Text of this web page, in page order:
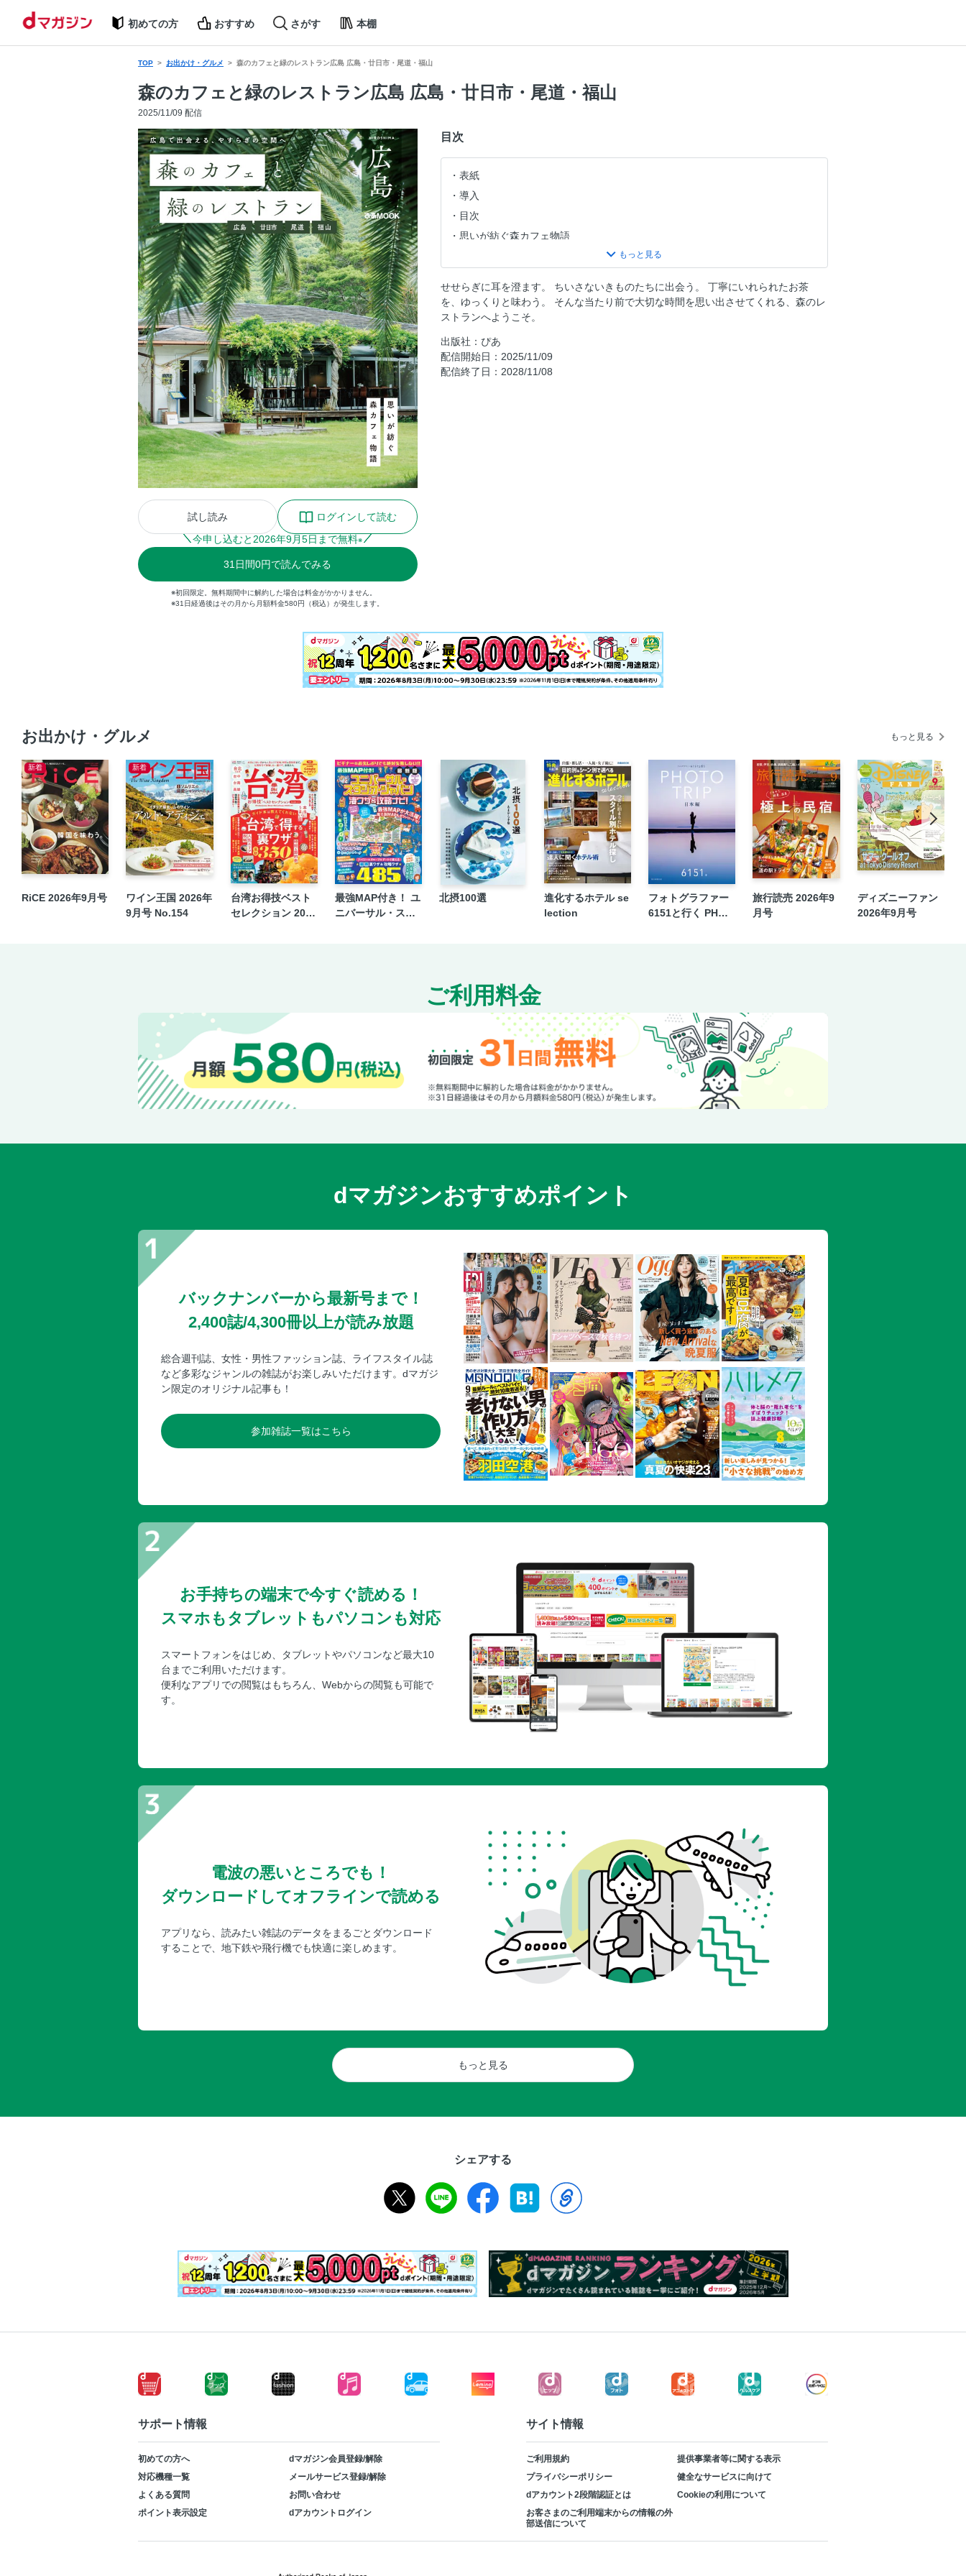
初めての方 おすすめ さがす 本棚
TOP お出かけ・グルメ 森のカフェと緑のレストラン広島 広島・廿日市・尾道・福山
森のカフェと緑のレストラン広島 広島・廿日市・尾道・福山
2025/11/09 配信
試し読み
ログインして読む
今申し込むと 2026年9月5日まで無料※
31 日間0円で読んでみる
※初回限定。無料期間中に解約した場合は料金がかかりません。
※31日経過後はその月から月額料金580円（税込）が発生します。
目次
表紙
導入
目次
思いが紡ぐ森カフェ物語
日常から離れた穏やかな時間を
高台から絶景を見晴らす
瀬戸内しまなみ海道の島カフェへ
歴史ある建築美を堪能
癒やされる都会のオアシスへ
せせらぎに耳を澄ます。 ちいさないきものたちに出会う。 丁寧にいれられたお茶
を、ゆっくりと味わう。 そんな当たり前で大切な時間を思い出させてくれる、森のレ
ストランへようこそ。
出版社：ぴあ
配信開始日：2025/11/09
配信終了日：2028/11/08
お出かけ・グルメ もっと見る
新着
RiCE 2026年9月号
新着
ワイン王国 2026年
9月号 No.154
台湾お得技ベスト
セレクション 2026
最強MAP付き！ ユ
ニバーサル・スタ
北摂100選
進化するホテル se
lection
フォトグラファー
6151と行く PHOT
旅行読売 2026年9
月号
ディズニーファン
2026年9月号
ご利用料金
dマガジンおすすめポイント
バックナンバーから最新号まで！
2,400誌/4,300冊以上が読み放題
総合週刊誌、女性・男性ファッション誌、ライフスタイル誌
など多彩なジャンルの雑誌がお楽しみいただけます。dマガジ
ン限定のオリジナル記事も！
参加雑誌一覧はこちら
お手持ちの端末で今すぐ読める！
スマホもタブレットもパソコンも対応
スマートフォンをはじめ、タブレットやパソコンなど最大10
台までご利用いただけます。
便利なアプリでの閲覧はもちろん、Webからの閲覧も可能で
す。
電波の悪いところでも！
ダウンロードしてオフラインで読める
アプリなら、読みたい雑誌のデータをまるごとダウンロード
することで、地下鉄や飛行機でも快適に楽しめます。
もっと見る
シェアする
サポート情報
初めての方へ
dマガジン会員登録/解除
対応機種一覧
メールサービス登録/解除
よくある質問
お問い合わせ
ポイント表示設定
dアカウントログイン
サイト情報
ご利用規約
提供事業者等に関する表示
プライバシーポリシー
健全なサービスに向けて
dアカウント2段階認証とは
Cookieの利用について
お客さまのご利用端末からの情報の外
部送信について